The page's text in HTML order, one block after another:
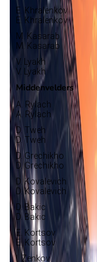
E. Khralenkov
E. Khralenkov
M. Kasarab
M. Kasarab
V. Lyakh
V. Lyakh
Middenvelders
A. Rylach
A. Rylach
D. Tweh
D. Tweh
D. Grechikho
D. Grechikho
D. Kovalevich
D. Kovalevich
D. Bakic
D. Bakic
E. Kortsov
E. Kortsov
I. Zenkov